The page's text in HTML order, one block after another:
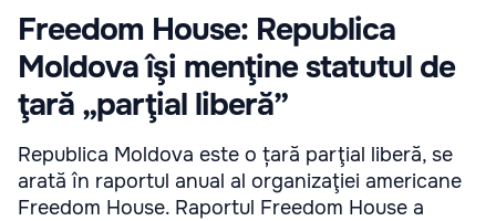
Freedom House: Republica
Moldova îşi menţine statutul de
ţară „parţial liberă”
Republica Moldova este o țară parţial liberă, se
arată în raportul anual al organizaţiei americane
Freedom House. Raportul Freedom House a